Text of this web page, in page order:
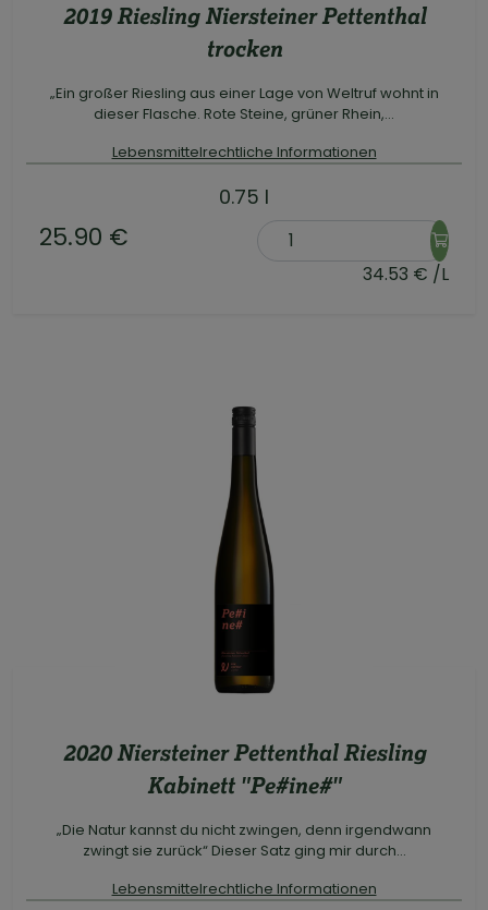
2019 Riesling Niersteiner Pettenthal
trocken
„Ein großer Riesling aus einer Lage von Weltruf wohnt in
dieser Flasche. Rote Steine, grüner Rhein,...
Lebensmittelrechtliche Informationen
0.75 l
25.90 €
34.53 € /L
2020 Niersteiner Pettenthal Riesling
Kabinett "Pe#ine#"
„Die Natur kannst du nicht zwingen, denn irgendwann
zwingt sie zurück“ Dieser Satz ging mir durch...
Lebensmittelrechtliche Informationen